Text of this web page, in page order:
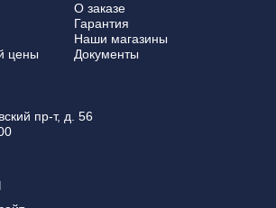
цены
О заказе
Гарантия
Наши магазины
Документы
пр-т, д. 56